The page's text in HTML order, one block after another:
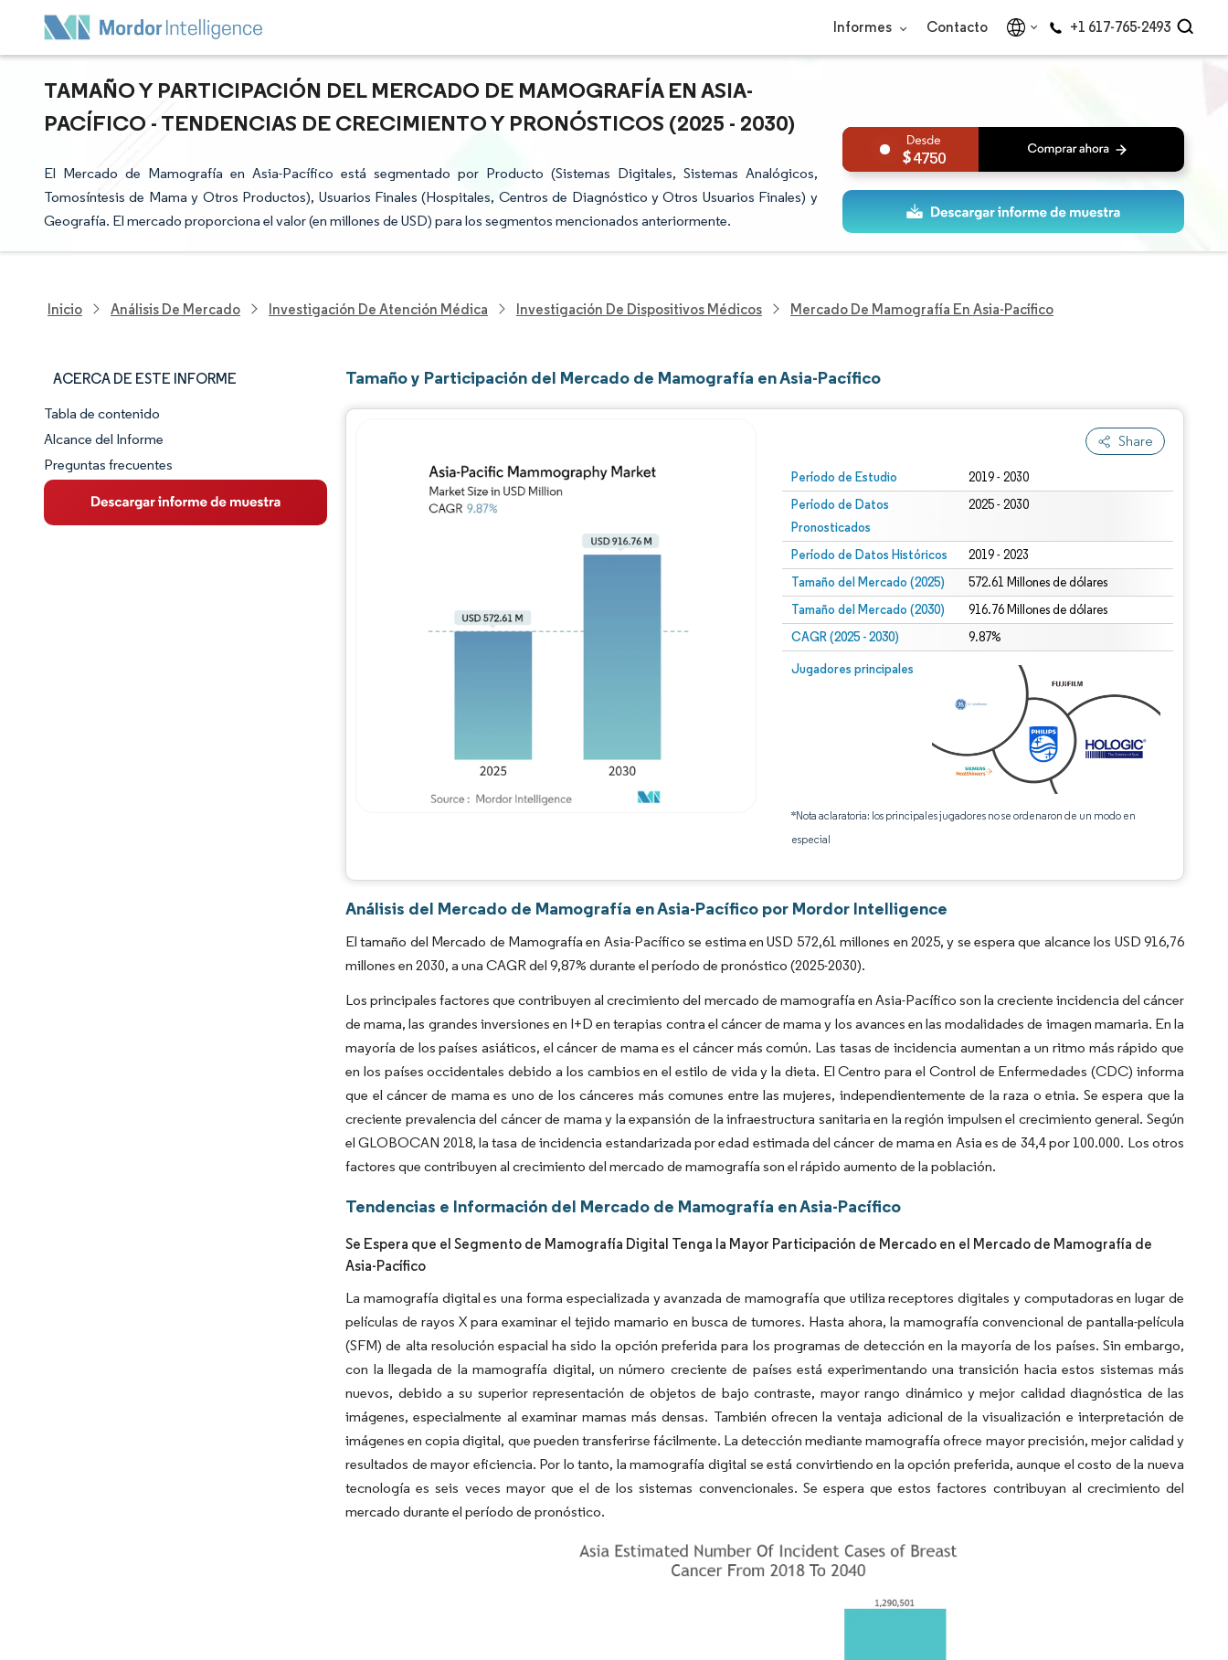
Informes Contacto +1 617-765-2493
TAMAÑO Y PARTICIPACIÓN DEL MERCADO DE MAMOGRAFÍA EN ASIA-
PACÍFICO - TENDENCIAS DE CRECIMIENTO Y PRONÓSTICOS (2025 - 2030)
El Mercado de Mamografía en Asia-Pacífico está segmentado por Producto (Sistemas Digitales, Sistemas Analógicos,
Tomosíntesis de Mama y Otros Productos), Usuarios Finales (Hospitales, Centros de Diagnóstico y Otros Usuarios Finales) y
Geografía. El mercado proporciona el valor (en millones de USD) para los segmentos mencionados anteriormente.
4750
Inicio Análisis De Mercado Investigación De Atención Médica Investigación De Dispositivos Médicos Mercado De Mamografía En Asia-Pacífico
ACERCA DE ESTE INFORME
Panorama del Mercado
Visión General del Mercado
Tendencias Principales del Mercado
Tabla de contenido
Alcance del Informe
Preguntas frecuentes
Tamaño y Participación del Mercado de Mamografía en Asia-Pacífico
Share
Período de Estudio 2019 - 2030
Período de Datos
Pronosticados
2025 - 2030
Período de Datos Históricos 2019 - 2023
Tamaño del Mercado (2025) 572.61 Millones de dólares
Tamaño del Mercado (2030) 916.76 Millones de dólares
CAGR (2025 - 2030) 9.87%
Jugadores principales
*Nota aclaratoria: los principales jugadores no se ordenaron de un modo en
especial
Análisis del Mercado de Mamografía en Asia-Pacífico por Mordor Intelligence
El tamaño del Mercado de Mamografía en Asia-Pacífico se estima en USD 572,61 millones en 2025, y se espera que alcance los USD 916,76
millones en 2030, a una CAGR del 9,87% durante el período de pronóstico (2025-2030).
Los principales factores que contribuyen al crecimiento del mercado de mamografía en Asia-Pacífico son la creciente incidencia del cáncer
de mama, las grandes inversiones en I+D en terapias contra el cáncer de mama y los avances en las modalidades de imagen mamaria. En la
mayoría de los países asiáticos, el cáncer de mama es el cáncer más común. Las tasas de incidencia aumentan a un ritmo más rápido que
en los países occidentales debido a los cambios en el estilo de vida y la dieta. El Centro para el Control de Enfermedades (CDC) informa
que el cáncer de mama es uno de los cánceres más comunes entre las mujeres, independientemente de la raza o etnia. Se espera que la
creciente prevalencia del cáncer de mama y la expansión de la infraestructura sanitaria en la región impulsen el crecimiento general. Según
el GLOBOCAN 2018, la tasa de incidencia estandarizada por edad estimada del cáncer de mama en Asia es de 34,4 por 100.000. Los otros
factores que contribuyen al crecimiento del mercado de mamografía son el rápido aumento de la población.
Tendencias e Información del Mercado de Mamografía en Asia-Pacífico
Se Espera que el Segmento de Mamografía Digital Tenga la Mayor Participación de Mercado en el Mercado de Mamografía de
Asia-Pacífico
La mamografía digital es una forma especializada y avanzada de mamografía que utiliza receptores digitales y computadoras en lugar de
películas de rayos X para examinar el tejido mamario en busca de tumores. Hasta ahora, la mamografía convencional de pantalla-película
(SFM) de alta resolución espacial ha sido la opción preferida para los programas de detección en la mayoría de los países. Sin embargo,
con la llegada de la mamografía digital, un número creciente de países está experimentando una transición hacia estos sistemas más
nuevos, debido a su superior representación de objetos de bajo contraste, mayor rango dinámico y mejor calidad diagnóstica de las
imágenes, especialmente al examinar mamas más densas. También ofrecen la ventaja adicional de la visualización e interpretación de
imágenes en copia digital, que pueden transferirse fácilmente. La detección mediante mamografía ofrece mayor precisión, mejor calidad y
resultados de mayor eficiencia. Por lo tanto, la mamografía digital se está convirtiendo en la opción preferida, aunque el costo de la nueva
tecnología es seis veces mayor que el de los sistemas convencionales. Se espera que estos factores contribuyan al crecimiento del
mercado durante el período de pronóstico.